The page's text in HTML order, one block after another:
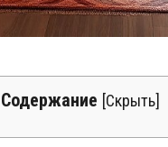
Содержание [Скрыть]